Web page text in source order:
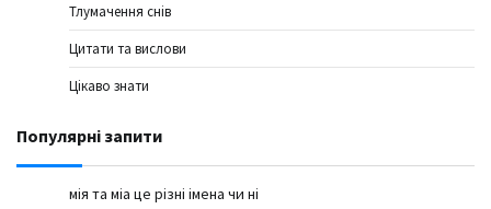
Тлумачення снів
Цитати та вислови
Цікаво знати
Популярні запити
мія та міа це різні імена чи ні